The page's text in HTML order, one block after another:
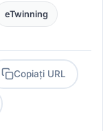
eTwinning
Copiați URL